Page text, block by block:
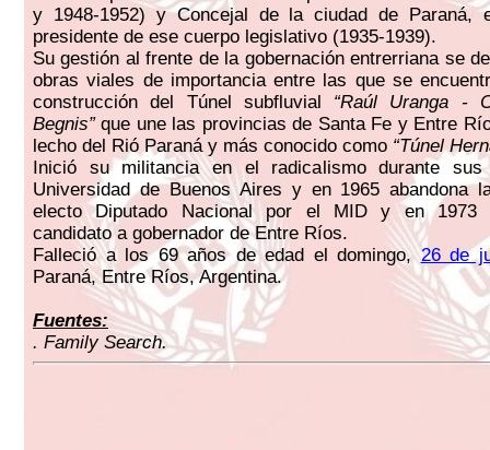
y 1948-1952) y Concejal de la ciudad de Paraná,
presidente de ese cuerpo legislativo (1935-1939).
Su gestión al frente de la gobernación entrerriana se
obras viales de importancia entre las que se
construcción del Túnel subfluvial “Raúl Uranga -
Begnis”que une las provincias de Santa Fe y Entre
lecho del Rió Paraná y más conocido como “Túnel
Inició su militancia en el radicalismo durante
Universidad de Buenos Aires y en 1965 abandona
electo Diputado Nacional por el MID y en 1973
candidato a gobernador de Entre Ríos.
Falleció a los 69 años de edad el domingo,26 de
Paraná, Entre Ríos, Argentina.
Fuentes:
. Family Search.